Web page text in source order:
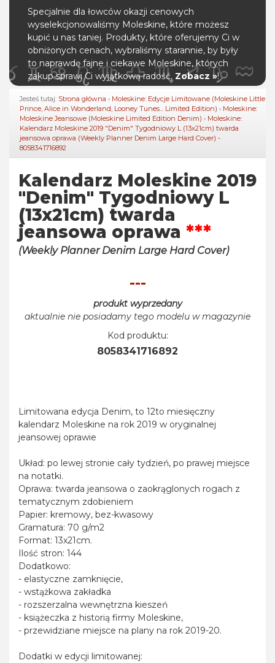
Specjalnie dla łowców okazji cenowych
wyselekcjonowaliśmy Moleskine, które możesz
kupić u nas taniej. Produkty, które oferujemy Ci w
obniżonych cenach, wybraliśmy starannie, by były
to naprawdę fajne i ciekawe Moleskine, których
zakup sprawi Ci wyjątkową radość. Zobacz »!
Jesteś tutaj: Strona główna › Moleskine: Edycje Limitowane (Moleskine Little
Prince, Alice in Wonderland, Looney Tunes... Limited Edition) › Moleskine:
Moleskine Jeansowe (Moleskine Limited Edition Denim) › Moleskine:
Kalendarz Moleskine 2019 "Denim" Tygodniowy L (13x21cm) twarda
jeansowa oprawa (Weekly Planner Denim Large Hard Cover) -
8058341716892
Kalendarz Moleskine 2019
"Denim" Tygodniowy L
(13x21cm) twarda
jeansowa oprawa ***
(Weekly Planner Denim Large Hard Cover)
---
produkt wyprzedany
aktualnie nie posiadamy tego modelu w magazynie
Kod produktu:
8058341716892
Limitowana edycja Denim, to 12to miesięczny
kalendarz Moleskine na rok 2019 w oryginalnej
jeansowej oprawie
Układ: po lewej stronie cały tydzień, po prawej miejsce
na notatki.
Oprawa: twarda jeansowa o zaokrąglonych rogach z
tematycznym zdobieniem
Papier: kremowy, bez-kwasowy
Gramatura: 70 g/m2
Format: 13x21cm.
Ilość stron: 144
Dodatkowo:
- elastyczne zamknięcie,
- wstążkowa zakładka
- rozszerzalna wewnętrzna kieszeń
- książeczka z historią firmy Moleskine,
- przewidziane miejsce na plany na rok 2019-20.
Dodatki w edycji limitowanej: